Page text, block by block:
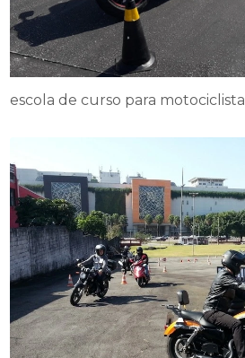
escola de curso para motociclista